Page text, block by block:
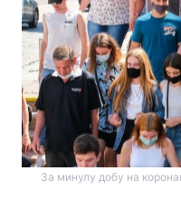
За минулу добу на